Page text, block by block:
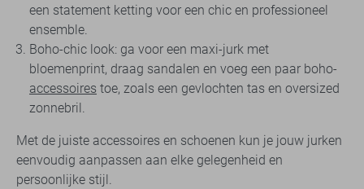
een statement ketting voor een chic en professioneel
ensemble.
Boho-chic look: ga voor een maxi-jurk met
bloemenprint, draag sandalen en voeg een paar boho-
accessoires toe, zoals een gevlochten tas en oversized
zonnebril.
Met de juiste accessoires en schoenen kun je jouw jurken
eenvoudig aanpassen aan elke gelegenheid en
persoonlijke stijl.